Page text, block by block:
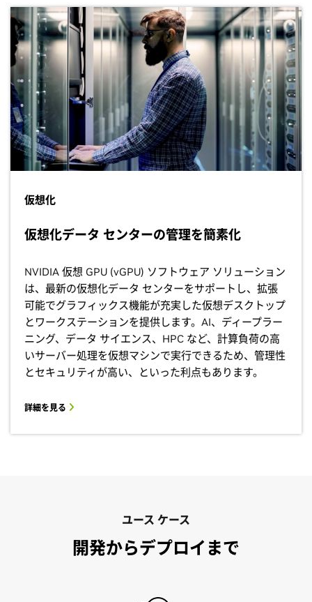
仮想化
仮想化データ センターの管理を簡素化
NVIDIA 仮想 GPU (vGPU) ソフトウェア ソリューション
は、最新の仮想化データ センターをサポートし、拡張
可能でグラフィックス機能が充実した仮想デスクトップ
とワークステーションを提供します。AI、ディープラー
ニング、データ サイエンス、HPC など、計算負荷の高
いサーバー処理を仮想マシンで実行できるため、管理性
とセキュリティが高い、といった利点もあります。
詳細を見る
ユース ケース
開発からデプロイまで